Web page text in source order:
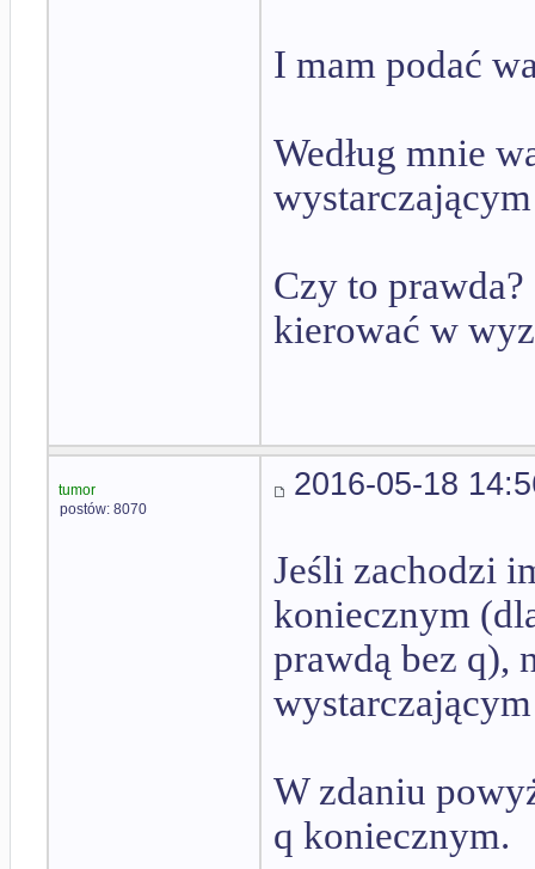
I mam podać
Według mnie
Czy to prawda?
kierować w
tumor
postów: 8070
2016-05-18
Jeśli zachodzi
koniecznym
prawdą bez q),
W zdaniu
q koniecznym.